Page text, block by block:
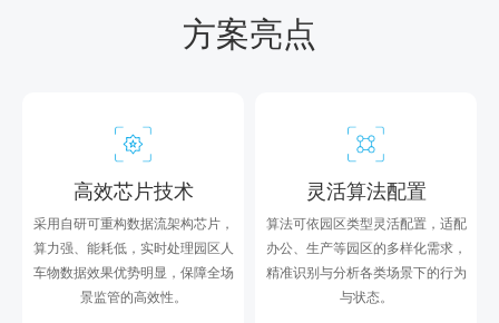
方案亮点
高效芯片技术
采用自研可重构数据流架构芯片，
算力强、能耗低，实时处理园区人
车物数据效果优势明显，保障全场
景监管的高效性。
灵活算法配置
算法可依园区类型灵活配置，适配
办公、生产等园区的多样化需求，
精准识别与分析各类场景下的行为
与状态。